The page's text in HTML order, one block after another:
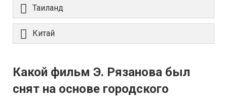
Таиланд
Китай
Какой фильм Э. Рязанова был
снят на основе городского